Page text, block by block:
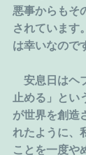
悪事からもそ
されています
は幸いなので
安息日はヘ
止める」とい
が世界を創造
れたように、
ことを一度や